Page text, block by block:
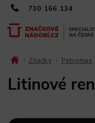
730 166 134
Značky Petromax
Litinové